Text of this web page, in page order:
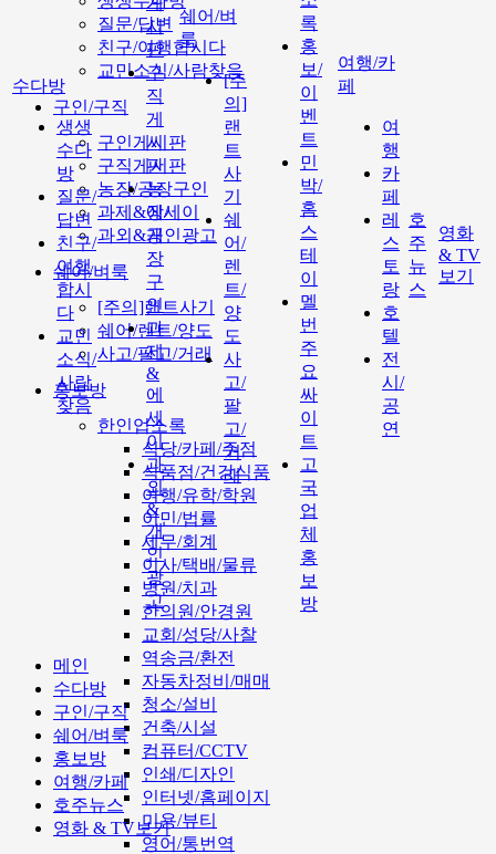
질문/답변
친구/여행합시다
교민소식/사람찾음
구인/구직
구인게시판
구직게시판
농장/공장구인
과제&에세이
과외&개인광고
쉐어/벼룩
[주의]랜트사기
쉐어/렌트/양도
사고/팔고/거래
홍보방
한인업소록
식당/카페/주점
식품점/건강식품
여행/유학/학원
이민/법률
세무/회계
이사/택배/물류
병원/치과
한의원/안경원
교회/성당/사찰
역송금/환전
자동차정비/매매
청소/설비
건축/시설
컴퓨터/CCTV
인쇄/디자인
인터넷/홈페이지
미용/뷰티
영어/통번역
수다방
생생
수다
방
질문/
답변
친구/
여행
합시
다
교민
소식/
사람
찾음
시
판
구
직
게
시
판
농
장/
공
장
구
인
과
제
&
에
세
이
과
외
&
개
인
광
고
쉐어/벼
룩
[주
의]
랜
트
사
기
쉐
어/
렌
트/
양
도
사
고/
팔
고/
거
래
록
홍
보/
이
벤
트
민
박/
홈
스
테
이
멜
번
주
요
싸
이
트
고
국
업
체
홍
보
방
여행/카
페
여
행
카
페
레
스
토
랑
호
텔
전
시/
공
연
호
주
뉴
스
영화
& TV
보기
메인
수다방
구인/구직
쉐어/벼룩
홍보방
여행/카페
호주뉴스
영화 & TV보기